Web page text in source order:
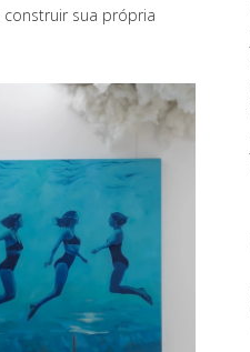
sua própria